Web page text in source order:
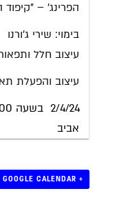
הפרינג' – "קיפוד
בימוי: שירי ג'ורנו
עיצוב חלל
עיצוב והפעלת
אביב
+ GOOGLE CALENDAR